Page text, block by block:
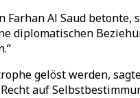
Farhan Al Saud
diplomatischen
gelöst werden,
auf